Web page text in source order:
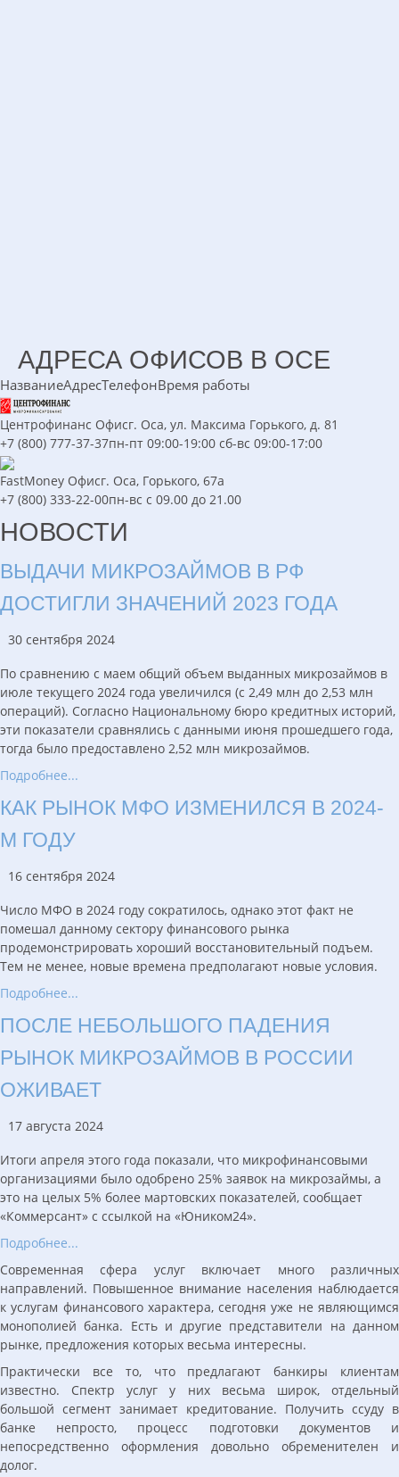
АДРЕСА ОФИСОВ В ОСЕ
НазваниеАдресТелефонВремя работы
Центрофинанс Офисг. Оса, ул. Максима Горького, д. 81
+7 (800) 777-37-37пн-пт 09:00-19:00 сб-вс 09:00-17:00
FastMoney Офисг. Оса, Горького, 67а
+7 (800) 333-22-00пн-вс с 09.00 до 21.00
НОВОСТИ
ВЫДАЧИ МИКРОЗАЙМОВ В РФ
ДОСТИГЛИ ЗНАЧЕНИЙ 2023 ГОДА
30 сентября 2024
По сравнению с маем общий объем выданных микрозаймов в
июле текущего 2024 года увеличился (с 2,49 млн до 2,53 млн
операций). Согласно Национальному бюро кредитных историй,
эти показатели сравнялись с данными июня прошедшего года,
тогда было предоставлено 2,52 млн микрозаймов.
Подробнее...
КАК РЫНОК МФО ИЗМЕНИЛСЯ В 2024-
М ГОДУ
16 сентября 2024
Число МФО в 2024 году сократилось, однако этот факт не
помешал данному сектору финансового рынка
продемонстрировать хороший восстановительный подъем.
Тем не менее, новые времена предполагают новые условия.
Подробнее...
ПОСЛЕ НЕБОЛЬШОГО ПАДЕНИЯ
РЫНОК МИКРОЗАЙМОВ В РОССИИ
ОЖИВАЕТ
17 августа 2024
Итоги апреля этого года показали, что микрофинансовыми
организациями было одобрено 25% заявок на микрозаймы, а
это на целых 5% более мартовских показателей, сообщает
«Коммерсант» с ссылкой на «Юником24».
Подробнее...
Современная сфера услуг включает много различных
направлений. Повышенное внимание населения наблюдается
к услугам финансового характера, сегодня уже не являющимся
монополией банка. Есть и другие представители на данном
рынке, предложения которых весьма интересны.
Практически все то, что предлагают банкиры клиентам
известно. Спектр услуг у них весьма широк, отдельный
большой сегмент занимает кредитование. Получить ссуду в
банке непросто, процесс подготовки документов и
непосредственно оформления довольно обременителен и
долог.